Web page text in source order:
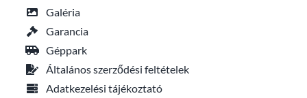
Galéria
Garancia
Géppark
Általános szerződési feltételek
Adatkezelési tájékoztató